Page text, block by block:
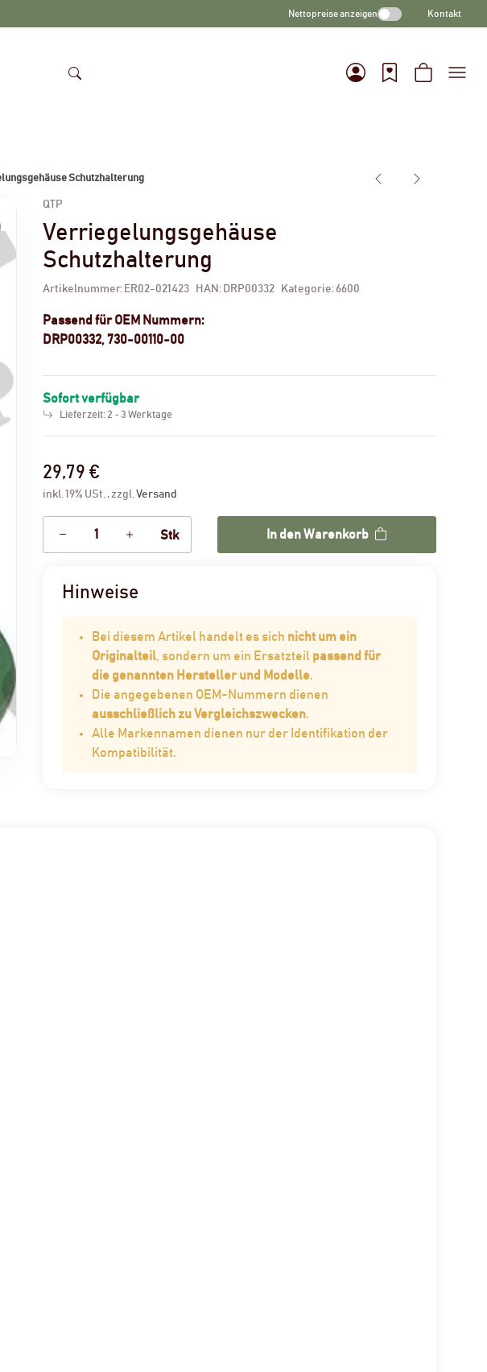
Nettopreise anzeigen Kontakt
Schutzhalterung
QTP
Verriegelungsgehäuse
Schutzhalterung
Artikelnummer: ER02-021423 HAN: DRP00332 Kategorie: 6600
Passend für OEM Nummern:
DRP00332, 730-00110-00
Sofort verfügbar
Lieferzeit:2 - 3 Werktage
29,79 €
inkl. 19% USt. , zzgl.Versand
Stk In den Warenkorb
Hinweise
Bei diesem Artikel handelt es sich nicht um ein
Originalteil , sondern um ein Ersatzteil passend für
die genannten Hersteller und Modelle.
Die angegebenen OEM-Nummern dienen
ausschließlich zu Vergleichszwecken.
Alle Markennamen dienen nur der Identifikation der
Kompatibilität.